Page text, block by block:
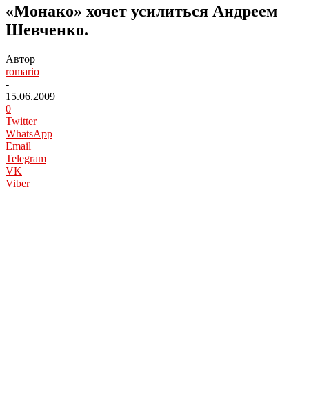
«Монако» хочет усилиться Андреем
Шевченко.
Автор
romario
-
15.06.2009
0
Twitter
WhatsApp
Email
Telegram
VK
Viber